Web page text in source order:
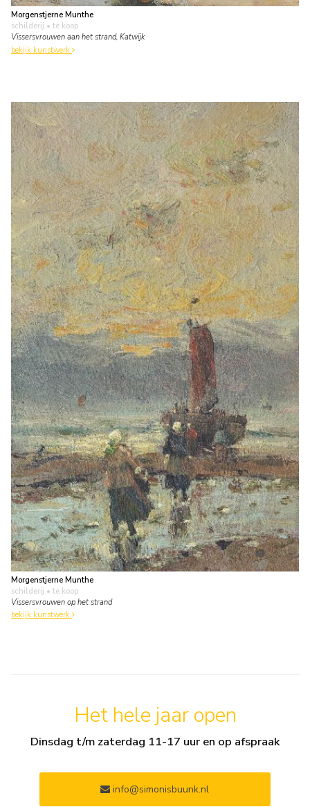
Morgenstjerne Munthe
schilderij • te koop
Vissersvrouwen aan het strand, Katwijk
bekijk kunstwerk
Morgenstjerne Munthe
schilderij • te koop
Vissersvrouwen op het strand
bekijk kunstwerk
Het hele jaar open
Dinsdag t/m zaterdag 11-17 uur en op afspraak
info@simonisbuunk.nl